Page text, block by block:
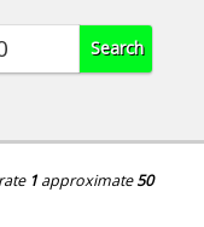
1 approximate50